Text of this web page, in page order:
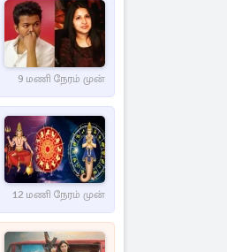
9 மணி நேரம் முன்
12 மணி நேரம் முன்